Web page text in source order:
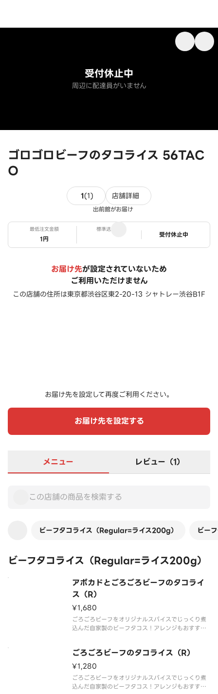
ゴロゴロビーフのタコライス 56TAC
O
受付休止中
周辺に配達員がいません
1(1) 1件のレビュー
店舗詳細
出前館がお届け
最低注文金額
1円
標準送料
ステータス
受付休止中
お届け先が設定されていないため
ご利用いただけません
この店舗の住所は東京都渋谷区東2-20-13 シャトレー渋谷B1F
お届け先を設定して再度ご利用ください。
お届け先を設定する
メニュー レビュー（1）
ビーフタコライス（Regular=ライス200g） ビー
ビーフタコライス（Regular=ライス200g）
アボカドとごろごろビーフのタコライ
ス（R）
¥1,680
ごろごろビーフをオリジナルスパイスでじっくり煮
込んだ自家製のビーフタコス！アレンジもおすすめ
ごろごろビーフのタコライス（R）
¥1,280
ごろごろビーフをオリジナルスパイスでじっくり煮
込んだ自家製のビーフタコス！アレンジもおすすめ